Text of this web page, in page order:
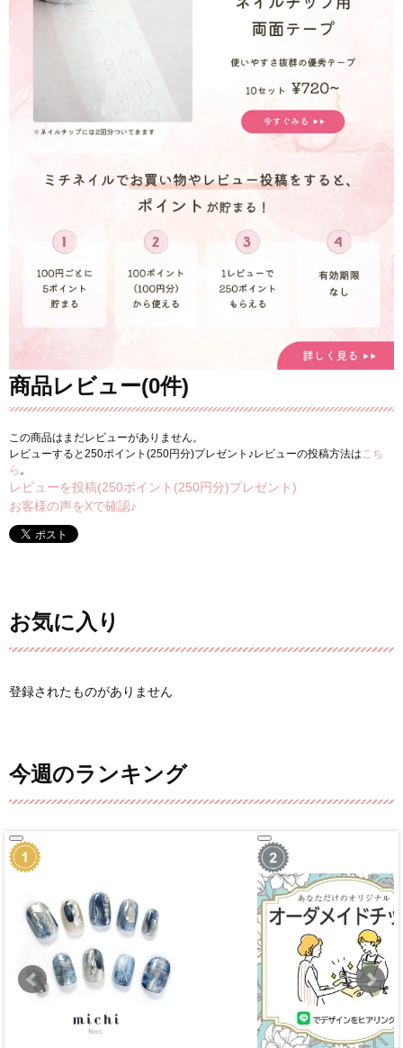
商品レビュー(0件)
この商品はまだレビューがありません。
レビューすると250ポイント(250円分)プレゼント♪レビューの投稿方法は こち
ら 。
レビューを投稿(250ポイント(250円分)プレゼント)
お客様の声をXで確認♪
お気に入り
登録されたものがありません
今週のランキング